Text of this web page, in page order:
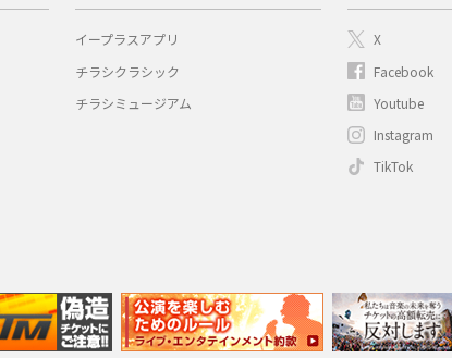
イープラスアプリ
チラシクラシック
チラシミュージアム
X
Facebook
Youtube
Instagram
TikTok